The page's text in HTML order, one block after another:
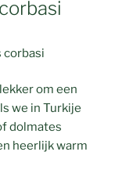
corbasi
om een
we in Turkije
dolmates
heerlijk warm